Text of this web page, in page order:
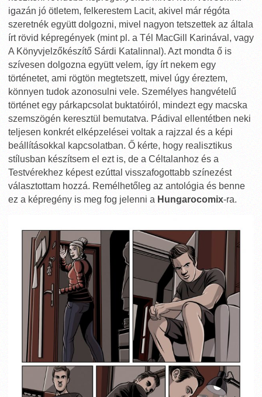
igazán jó ötletem, felkerestem Lacit, akivel már régóta
szeretnék együtt dolgozni, mivel nagyon tetszettek az általa
írt rövid képregények (mint pl. a Tél MacGill Karinával, vagy
A Könyvjelzőkészítő Sárdi Katalinnal). Azt mondta ő is
szívesen dolgozna együtt velem, így írt nekem egy
történetet, ami rögtön megtetszett, mivel úgy éreztem,
könnyen tudok azonosulni vele. Személyes hangvételű
történet egy párkapcsolat buktatóiról, mindezt egy macska
szemszögén keresztül bemutatva. Pádival ellentétben neki
teljesen konkrét elképzelései voltak a rajzzal és a képi
beállításokkal kapcsolatban. Ő kérte, hogy realisztikus
stílusban készítsem el ezt is, de a Céltalanhoz és a
Testvérekhez képest ezúttal visszafogottabb színezést
választottam hozzá. Remélhetőleg az antológia és benne
ez a képregény is meg fog jelenni a Hungarocomix-ra.